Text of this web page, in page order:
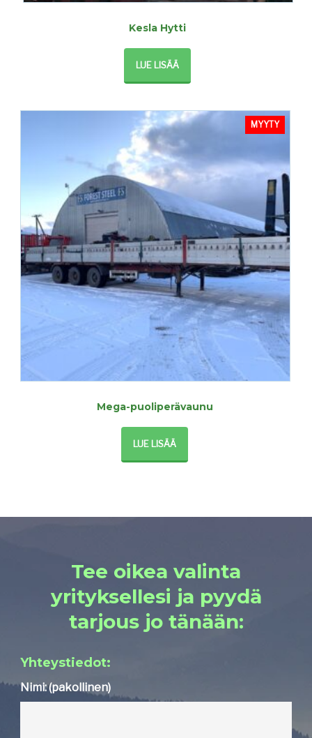
Kesla Hytti
LUE LISÄÄ
MYYTY
Mega-puoliperävaunu
LUE LISÄÄ
Tee oikea valinta
yrityksellesi ja pyydä
tarjous jo tänään:
Yhteystiedot:
Nimi: (pakollinen)